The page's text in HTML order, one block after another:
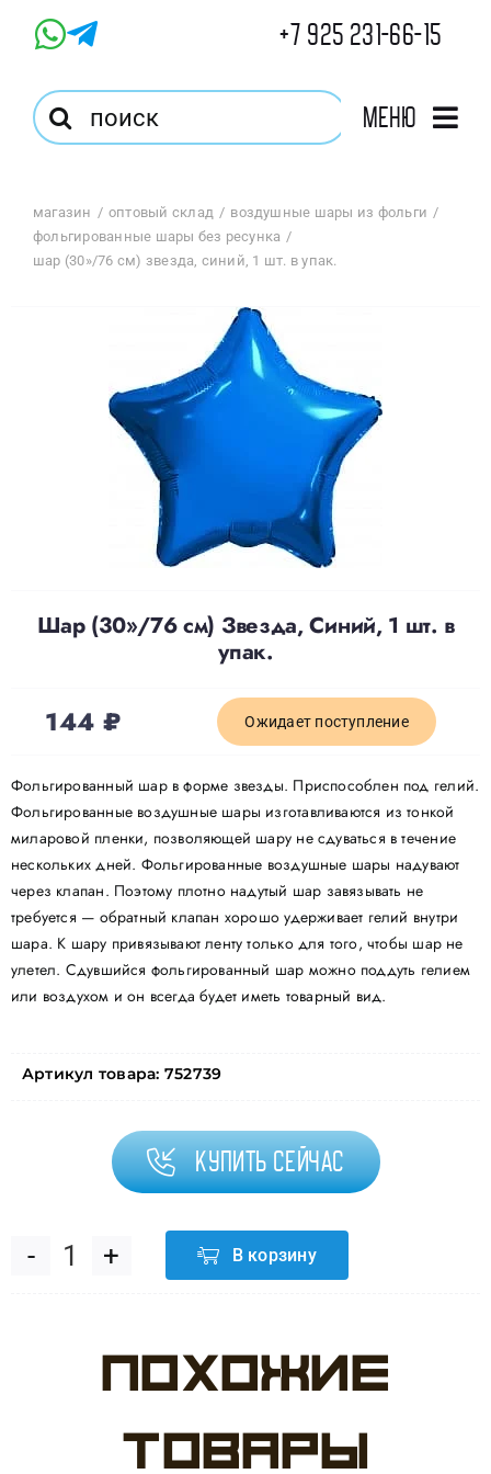
+7 925 231-66-15
Результат
поиска:
Меню
Магазин
Корзина
Избранное
О нас
Политика конфиденциальности
магазин оптовый склад
воздушные шары из фольги
фольгированные шары без ресунка
шар (30»/76 см) звезда, синий, 1 шт. в упак.
Шар (30»/76 см) Звезда, Синий, 1 шт. в
упак.
144 ₽ Ожидает поступление
Фольгированный шар в форме звезды. Приспособлен под гелий.
Фольгированные воздушные шары изготавливаются из тонкой
миларовой пленки, позволяющей шару не сдуваться в течение
нескольких дней. Фольгированные воздушные шары надувают
через клапан. Поэтому плотно надутый шар завязывать не
требуется — обратный клапан хорошо удерживает гелий внутри
шара. К шару привязывают ленту только для того, чтобы шар не
улетел. Сдувшийся фольгированный шар можно поддуть гелием
или воздухом и он всегда будет иметь товарный вид.
Артикул товара: 752739
Купить сейчас
Количество
Шар
В корзину
Похожие
товары